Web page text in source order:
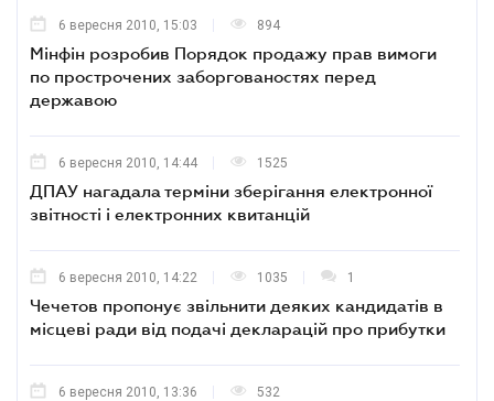
6 вересня 2010, 15:03 894
Мінфін розробив Порядок продажу прав вимоги
по прострочених заборгованостях перед
державою
6 вересня 2010, 14:44 1525
ДПАУ нагадала терміни зберігання електронної
звітності і електронних квитанцій
6 вересня 2010, 14:22 1035 1
Чечетов пропонує звільнити деяких кандидатів в
місцеві ради від подачі декларацій про прибутки
6 вересня 2010, 13:36 532